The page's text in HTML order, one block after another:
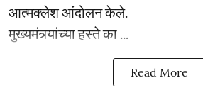
आत्मक्लेश आंदोलन केले.
मुख्यमंत्र्यांच्या हस्ते का ...
Read More